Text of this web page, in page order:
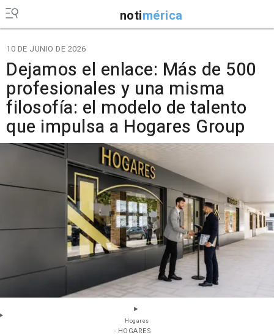
notimérica
10 DE JUNIO DE 2026
Dejamos el enlace: Más de 500
profesionales y una misma
filosofía: el modelo de talento
que impulsa a Hogares Group
Hogares
- HOGARES